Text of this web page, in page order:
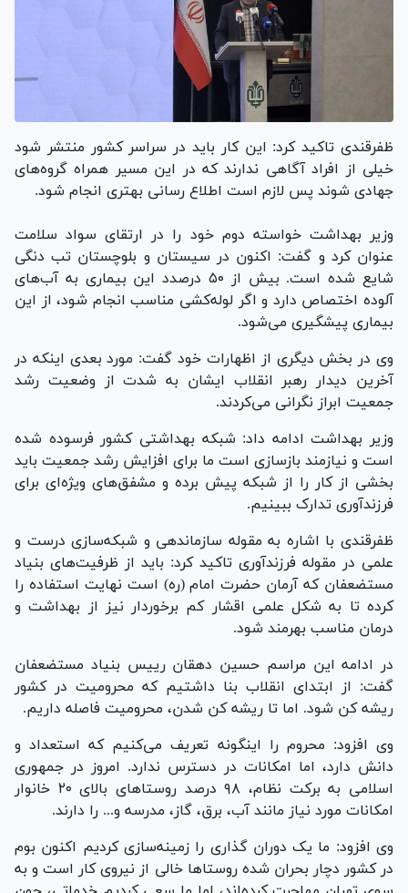
ظفرقندی تاکید کرد: این کار باید در سراسر کشور منتشر شود
خیلی از افراد آگاهی ندارند که در این مسیر همراه گروه‌های
جهادی شوند پس لازم است اطلاع رسانی بهتری انجام شود.
وزیر بهداشت خواسته دوم خود را در ارتقای سواد سلامت
عنوان کرد و گفت: اکنون در سیستان و بلوچستان تب دنگی
شایع شده است. بیش از ۵۰ درصدد این بیماری به آب‌های
آلوده اختصاص دارد و اگر لوله‌کشی مناسب انجام شود، از این
بیماری پیشگیری می‌شود.
وی در بخش دیگری از اظهارات خود گفت: مورد بعدی اینکه در
آخرین دیدار رهبر انقلاب ایشان به شدت از وضعیت رشد
جمعیت ابراز نگرانی می‌کردند.
وزیر بهداشت ادامه داد: شبکه بهداشتی کشور فرسوده شده
است و نیازمند بازسازی است ما برای افزایش رشد جمعیت باید
بخشی از کار را از شبکه پیش برده و مشفق‌های ویژه‌ای برای
فرزندآوری تدارک ببینیم.
ظفرقندی با اشاره به مقوله سازماندهی و شبکه‌سازی درست و
علمی در مقوله فرزندآوری تاکید کرد: باید از ظرفیت‌های بنیاد
مستضعفان که آرمان حضرت امام (ره) است نهایت استفاده را
کرده تا به شکل علمی اقشار کم برخوردار نیز از بهداشت و
درمان مناسب بهرمند شود.
در ادامه این مراسم حسین دهقان رییس بنیاد مستضعفان
گفت: از ابتدای انقلاب بنا داشتیم که محرومیت در کشور
ریشه کن شود. اما تا ریشه کن شدن، محرومیت فاصله داریم.
وی افزود: محروم را اینگونه تعریف می‌کنیم که استعداد و
دانش دارد، اما امکانات در دسترس ندارد. امروز در جمهوری
اسلامی به برکت نظام، ۹۸ درصد روستا‌های بالای ۲۰ خانوار
امکانات مورد نیاز مانند آب، برق، گاز، مدرسه و... را دارند.
وی افزود: ما یک دوران گذاری را زمینه‌سازی کردیم اکنون بوم
در کشور دچار بحران شده روستا‌ها خالی از نیروی کار است و به